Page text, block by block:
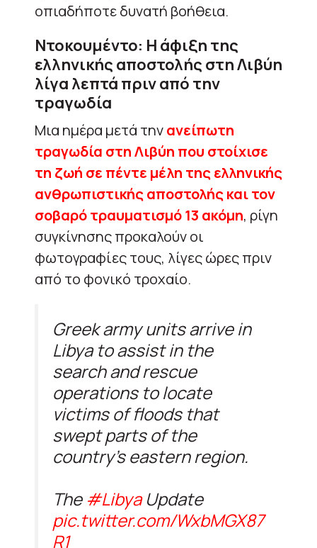
οπιαδήποτε δυνατή βοήθεια.
Nτοκουμέντο: Η άφιξη της
ελληνικής αποστολής στη Λιβύη
λίγα λεπτά πριν από την
τραγωδία
Μια ημέρα μετά τηνανείπωτη
τραγωδία στη Λιβύη που στοίχισε
τη ζωή σε πέντε μέλη της ελληνικής
ανθρωπιστικής αποστολής και τον
σοβαρό τραυματισμό 13 ακόμη, ρίγη
συγκίνησης προκαλούν οι
φωτογραφίες τους, λίγες ώρες πριν
από το φονικό τροχαίο.
Greek army units arrive in
Libya to assist in the
search and rescue
operations to locate
victims of floods that
swept parts of the
country’s eastern region.
The #LibyaUpdate
pic.twitter.com/WxbMGX87
R1